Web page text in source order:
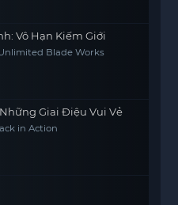
Vô Hạn Kiếm Giới
Blade Works
Những Giai Điệu Vui Vẻ
in Action